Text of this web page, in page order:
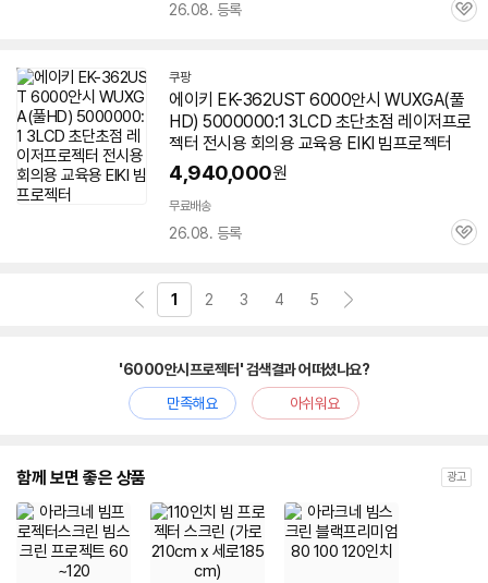
26.08. 등록
관
쿠팡
에이키 EK-362UST 6000안시 WUXGA(풀
HD) 5000000:1 3LCD 초단초점 레이저프로
젝터 전시용 회의용 교육용 EIKI 빔프로젝터
4,940,000원
무료배송
26.08. 등록
관
1 2 3 4 5
'6000안시프로젝터' 검색결과 어떠셨나요?
만족해요
아쉬워요
함께 보면 좋은 상품 광고